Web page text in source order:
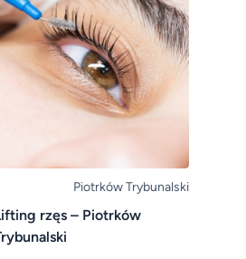
Piotrków Trybunalski
rzęs – Piotrków